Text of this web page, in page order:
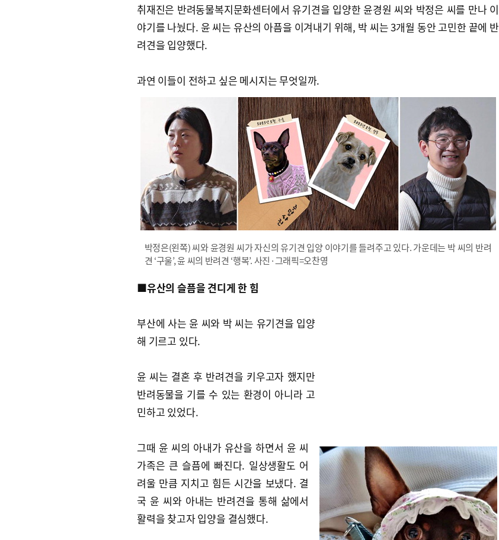
취재진은 반려동물복지문화센터에서 유기견을 입양한 윤경원 씨와 박정은 씨를 만나 이
야기를 나눴다. 윤 씨는 유산의 아픔을 이겨내기 위해, 박 씨는 3개월 동안 고민한 끝에 반
려견을 입양했다.
과연 이들이 전하고 싶은 메시지는 무엇일까.
박정은(왼쪽) 씨와 윤경원 씨가 자신의 유기견 입양 이야기를 들려주고 있다. 가운데는 박 씨의 반려
견 ‘구울’, 윤 씨의 반려견 ‘행복’. 사진·그래픽=오찬영
■유산의 슬픔을 견디게 한 힘
부산에 사는 윤 씨와 박 씨는 유기견을 입양
해 기르고 있다.
윤 씨는 결혼 후 반려견을 키우고자 했지만
반려동물을 기를 수 있는 환경이 아니라 고
민하고 있었다.
그때 윤 씨의 아내가 유산을 하면서 윤 씨
가족은 큰 슬픔에 빠진다. 일상생활도 어
려울 만큼 지치고 힘든 시간을 보냈다. 결
국 윤 씨와 아내는 반려견을 통해 삶에서
활력을 찾고자 입양을 결심했다.